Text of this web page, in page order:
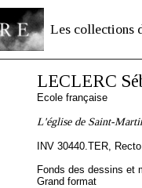
Les collections
LECLERC
Ecole française
L'église de Saint-
INV 30440.TER, Recto
Fonds des dessins et
Grand format